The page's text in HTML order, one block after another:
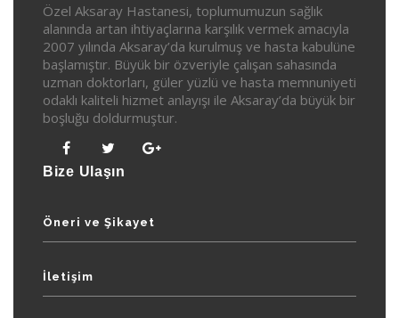
Özel Aksaray Hastanesi, toplumumuzun sağlık
alanında artan ihtiyaçlarına karşılık vermek amacıyla
2007 yılında Aksaray’da kurulmuş ve hasta kabulüne
başlamıştır. Büyük bir özveriyle çalışan sahasında
uzman doktorları, güler yüzlü ve hasta memnuniyeti
odaklı kaliteli hizmet anlayışı ile Aksaray’da büyük bir
boşluğu doldurmuştur.
Bize Ulaşın
Öneri ve Şikayet
İletişim